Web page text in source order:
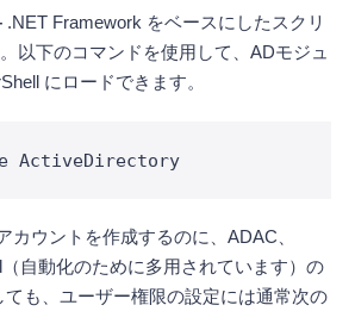
.NET Framework をベースにしたスクリ
以下のコマンドを使用して、ADモジュ
にロードできます。
ActiveDirectory
カウントを作成するのに、ADAC、
自動化のために多用されています）の
ても、ユーザー権限の設定には通常次の